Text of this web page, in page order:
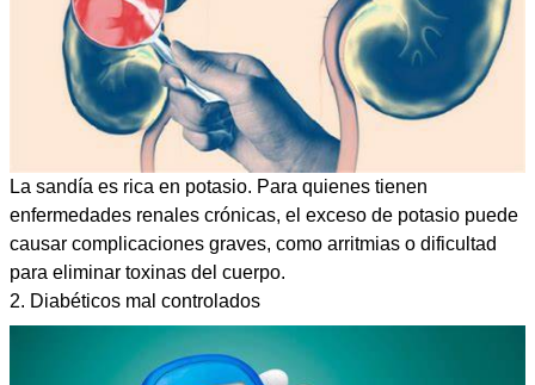
La sandía es rica en potasio. Para quienes tienen
enfermedades renales crónicas, el exceso de potasio puede
causar complicaciones graves, como arritmias o dificultad
para eliminar toxinas del cuerpo.
2. Diabéticos mal controlados